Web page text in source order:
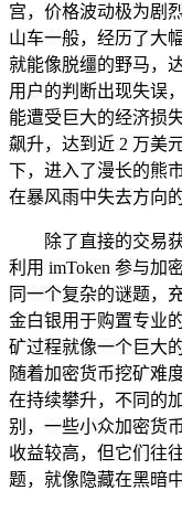
宫，价格波动极为剧
山车一般，经历了大
就能像脱缰的野马，
用户的判断出现失误
能遭受巨大的经济损
飙升，达到近 2 万美
下，进入了漫长的熊
在暴风雨中失去方向
除了直接的交易
利用 imToken 参与加
同一个复杂的谜题，
金白银用于购置专业
矿过程就像一个巨大
随着加密货币挖矿难
在持续攀升，不同的
别，一些小众加密货
收益较高，但它们往
题，就像隐藏在黑暗